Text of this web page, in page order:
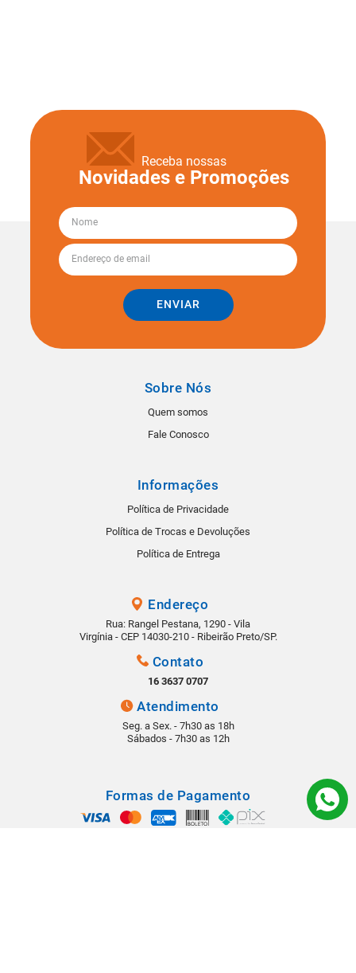
Receba nossas
Novidades e Promoções
ENVIAR
Sobre Nós
Quem somos
Fale Conosco
Informações
Política de Privacidade
Política de Trocas e Devoluções
Política de Entrega
Endereço
Rua: Rangel Pestana, 1290 - Vila
Virgínia - CEP 14030-210 - Ribeirão Preto/SP.
Contato
16 3637 0707
Atendimento
Seg. a Sex. - 7h30 as 18h
Sábados - 7h30 as 12h
Formas de Pagamento